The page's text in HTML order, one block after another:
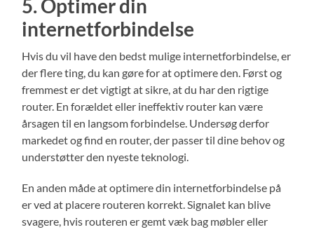
5. Optimer din
internetforbindelse
Hvis du vil have den bedst mulige internetforbindelse, er
der flere ting, du kan gøre for at optimere den. Først og
fremmest er det vigtigt at sikre, at du har den rigtige
router. En forældet eller ineffektiv router kan være
årsagen til en langsom forbindelse. Undersøg derfor
markedet og find en router, der passer til dine behov og
understøtter den nyeste teknologi.
En anden måde at optimere din internetforbindelse på
er ved at placere routeren korrekt. Signalet kan blive
svagere, hvis routeren er gemt væk bag møbler eller